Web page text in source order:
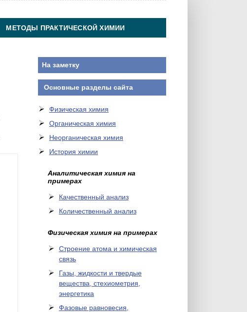
МЕТОДЫ ПРАКТИЧЕСКОЙ ХИМИИ
На заметку
Основные разделы сайта
Физическая химия
Органическая химия
Неорганическая химия
История химии
Аналитическая химия на
примерах
Качественный анализ
Количественный анализ
Физическая химия на примерах
Cтроение атома и химическая
связь
Газы, жидкости и твердые
вещества, стехиометрия,
энергетика
Фазовые равновесия,